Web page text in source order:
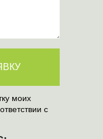
моих
с